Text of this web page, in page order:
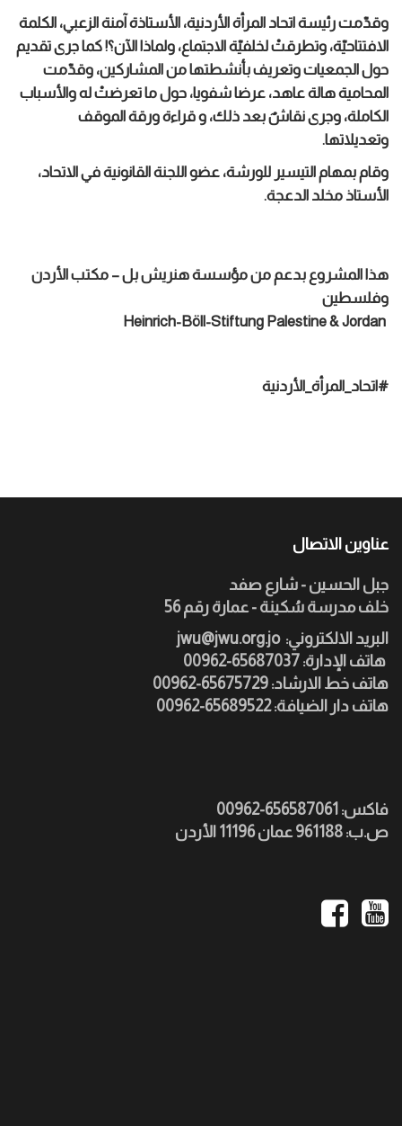
وقدّمت رئيسة اتحاد المرأة الأردنية، الأستاذة آمنة الزعبي، الكلمة
الافتتاحيّة، وتطرقتْ لخلفيّة الاجتماع، ولماذا الآن؟! كما جرىتقديم
حول الجمعيات وتعريف بأنشطتها من المشاركين، وقدّمت
المحامية هالة عاهد، عرضا شفويا، حول ما تعرضتْ له والأسباب
الكاملة، وجرى نقاشٌ بعد ذلك، و قراءة ورقة الموقف
وتعديلاتها.
وقام بمهام التيسير للورشة، عضو اللجنة القانونية في الاتحاد،
الأستاذ مخلد الدعجة.
هذا المشروع بدعم من مؤسسة هنريش بل – مكتب الأردن
وفلسطين
#اتحاد_المرأة_الأردنية
عناوين الاتصال
جبل الحسين - شارع صفد
خلف مدرسة سُكينة - عمارة رقم 56
jwu@jwu.org.jo :البريد الالكتروني
هاتف خط الارشاد: 65675729-00962
هاتف دار الضيافة: 65689522-00962
فاكس: 656587061-00962
ص.ب: 961188 عمان 11196 الأردن